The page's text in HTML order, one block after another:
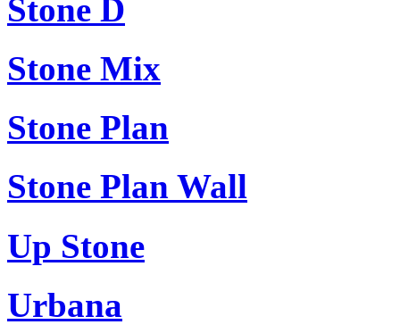
Stone D
Stone Mix
Stone Plan
Stone Plan Wall
Up Stone
Urbana